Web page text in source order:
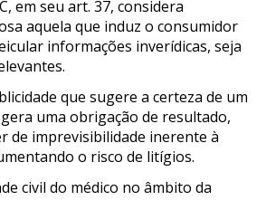
em seu art. 37, considera
aquela que induz o consumidor
informações inverídicas, seja
que sugere a certeza de um
uma obrigação de resultado,
de imprevisibilidade inerente à
o risco de litígios.
civil do médico no âmbito da